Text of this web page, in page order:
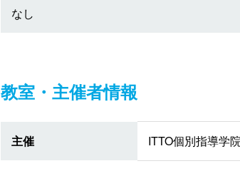
なし
教室・主催者情報
主催 ITTO個別指導学